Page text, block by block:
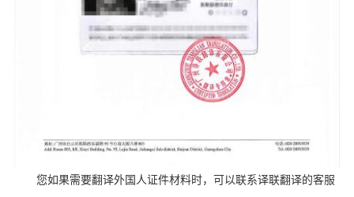
您如果需要翻译外国人证件材料时，可以联系译联翻译的客服